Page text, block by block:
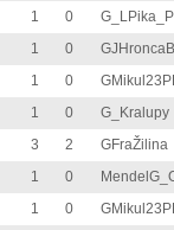
1 0
1 0
1 0
1 0
G_Kralupy
3 2
GFraŽilina
1 0
1 0